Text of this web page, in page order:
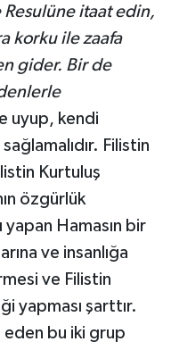
Resulüne itaat edin,
korku ile zaafa
gider. Bir de
uyup, kendi
Filistin
Kurtuluş
özgürlük
yapan Hamasın bir
ve insanlığa
ve Filistin
yapması şarttır.
eden bu iki grup